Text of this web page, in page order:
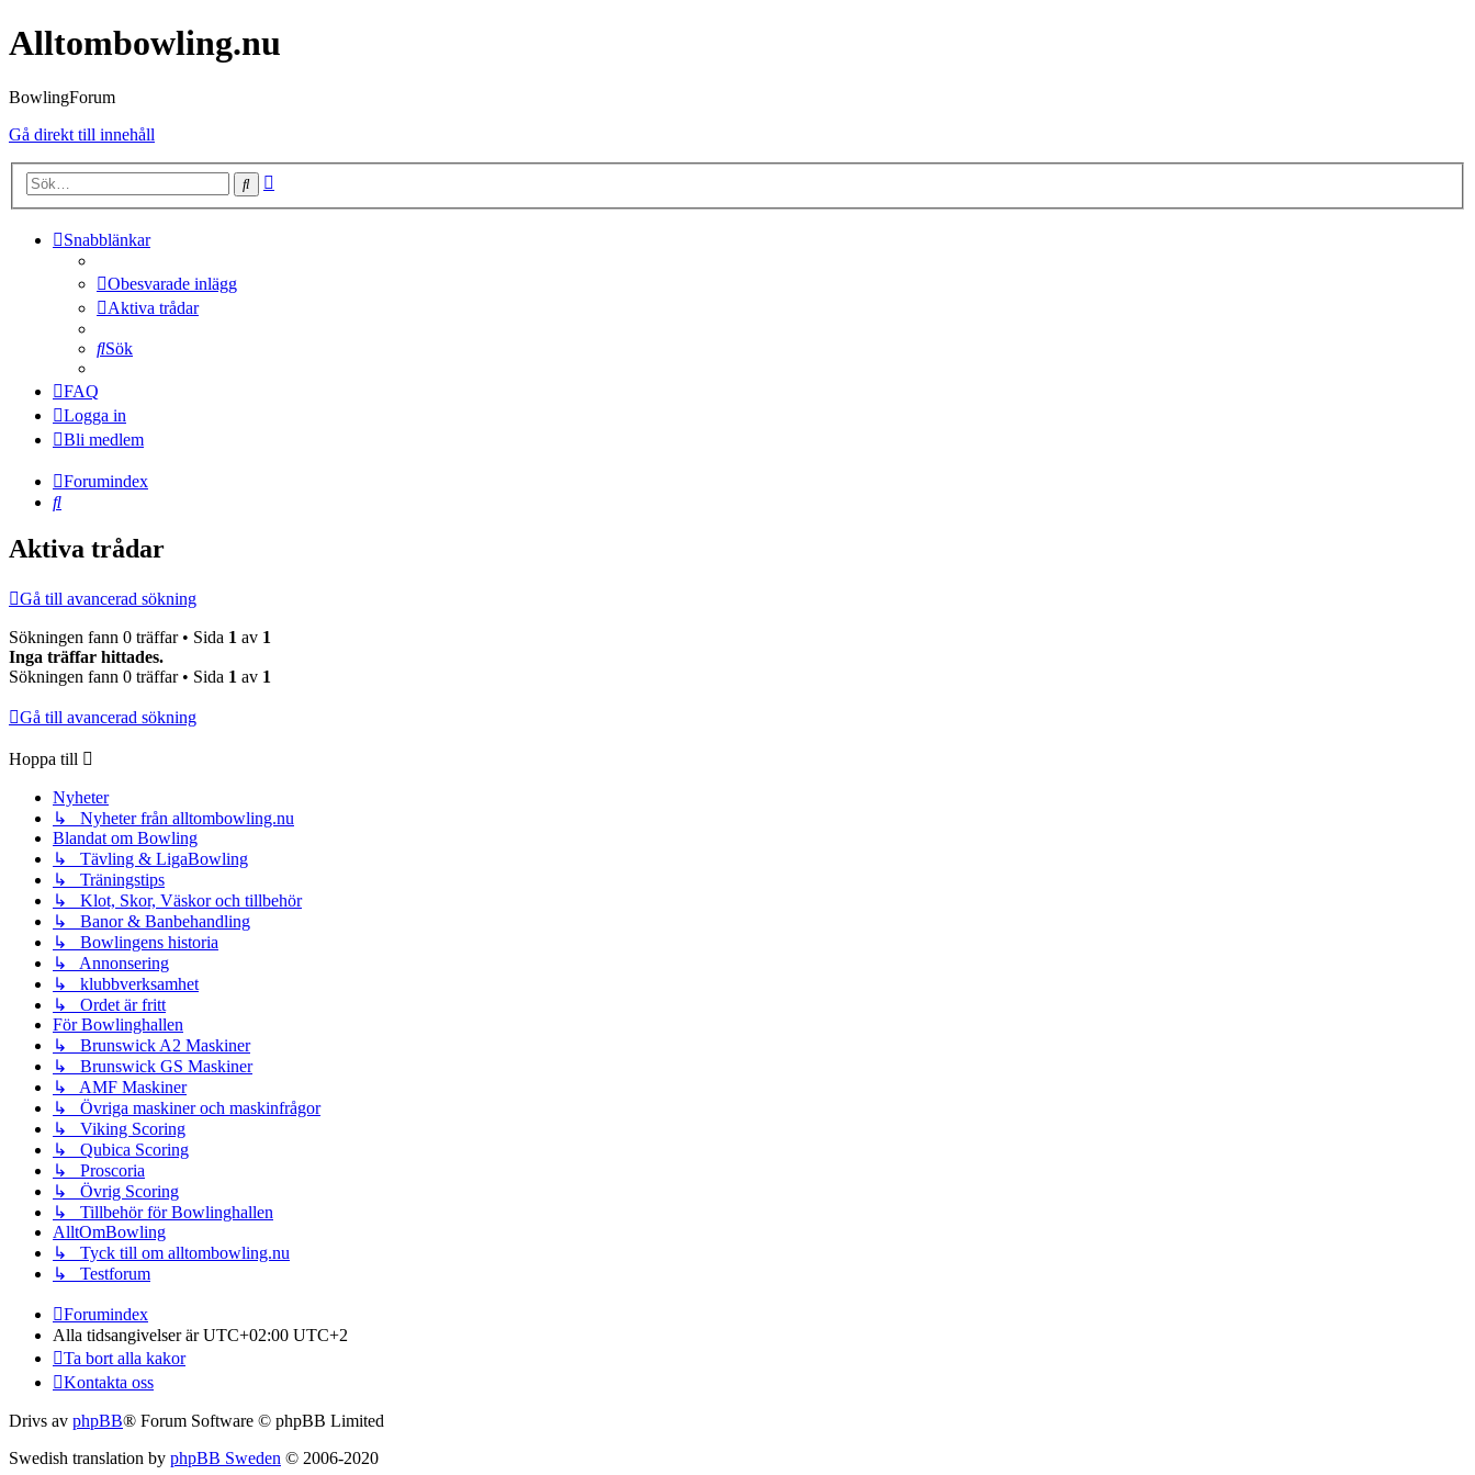
Alltombowling.nu
BowlingForum
Gå direkt till innehåll
Sök
Snabblänkar
Obesvarade inlägg
Aktiva trådar
Sök
FAQ
Logga in
Bli medlem
Forumindex
Sök
Aktiva trådar
Gå till avancerad sökning
Sökningen fann 0 träffar • Sida 1 av 1
Inga träffar hittades.
Sökningen fann 0 träffar • Sida 1 av 1
Gå till avancerad sökning
Hoppa till
Nyheter
↳ Nyheter från alltombowling.nu
Blandat om Bowling
↳ Tävling & LigaBowling
↳ Träningstips
↳ Klot, Skor, Väskor och tillbehör
↳ Banor & Banbehandling
↳ Bowlingens historia
↳ Annonsering
↳ klubbverksamhet
↳ Ordet är fritt
För Bowlinghallen
↳ Brunswick A2 Maskiner
↳ Brunswick GS Maskiner
↳ AMF Maskiner
↳ Övriga maskiner och maskinfrågor
↳ Viking Scoring
↳ Qubica Scoring
↳ Proscoria
↳ Övrig Scoring
↳ Tillbehör för Bowlinghallen
AlltOmBowling
↳ Tyck till om alltombowling.nu
↳ Testforum
Forumindex
Alla tidsangivelser är UTC+02:00 UTC+2
Ta bort alla kakor
Kontakta oss
Drivs av phpBB® Forum Software © phpBB Limited
Swedish translation by phpBB Sweden © 2006-2020